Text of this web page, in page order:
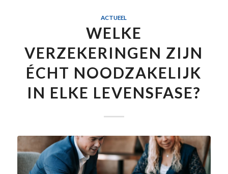
ACTUEEL
WELKE
VERZEKERINGEN ZIJN
ÉCHT NOODZAKELIJK
IN ELKE LEVENSFASE?